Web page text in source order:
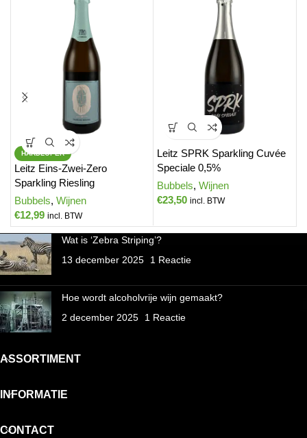
HARDLOPER
Leitz Eins-Zwei-Zero
Sparkling Riesling
Bubbels, Wijnen
€12,99 incl. BTW
Leitz SPRK Sparkling Cuvée
Speciale 0,5%
Bubbels, Wijnen
€23,50 incl. BTW
Wat is ‘Zebra Striping’?
13 december 2025
1 Reactie
Hoe wordt alcoholvrije wijn gemaakt?
2 december 2025
1 Reactie
ASSORTIMENT
INFORMATIE
CONTACT